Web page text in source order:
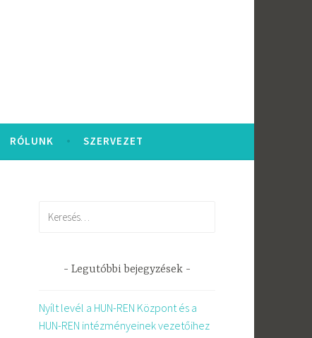
RÓLUNK SZERVEZET
Legutóbbi bejegyzések
Nyílt levél a HUN-REN Központ és a
HUN-REN intézményeinek vezetőihez